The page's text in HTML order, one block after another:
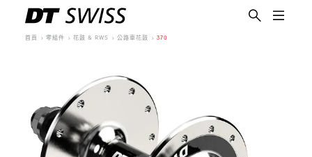
首頁 零組件 花鼓 & RWS 公路車花鼓 370